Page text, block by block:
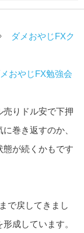
ダメおやじFXク
おやじFX勉強会
売りドル安で下押
巻き返すのか、
態が続くかもです
で戻してきまし
成しています。